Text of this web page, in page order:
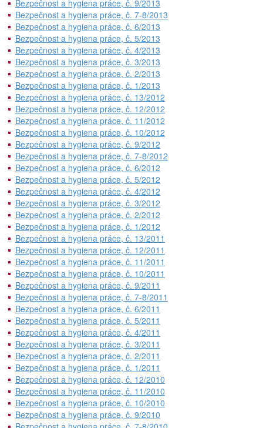
Bezpečnost a hygiena práce, č. 9/2013
Bezpečnost a hygiena práce, č. 7-8/2013
Bezpečnost a hygiena práce, č. 6/2013
Bezpečnost a hygiena práce, č. 5/2013
Bezpečnost a hygiena práce, č. 4/2013
Bezpečnost a hygiena práce, č. 3/2013
Bezpečnost a hygiena práce, č. 2/2013
Bezpečnost a hygiena práce, č. 1/2013
Bezpečnost a hygiena práce, č. 13/2012
Bezpečnost a hygiena práce, č. 12/2012
Bezpečnost a hygiena práce, č. 11/2012
Bezpečnost a hygiena práce, č. 10/2012
Bezpečnost a hygiena práce, č. 9/2012
Bezpečnost a hygiena práce, č. 7-8/2012
Bezpečnost a hygiena práce, č. 6/2012
Bezpečnost a hygiena práce, č. 5/2012
Bezpečnost a hygiena práce, č. 4/2012
Bezpečnost a hygiena práce, č. 3/2012
Bezpečnost a hygiena práce, č. 2/2012
Bezpečnost a hygiena práce, č. 1/2012
Bezpečnost a hygiena práce, č. 13/2011
Bezpečnost a hygiena práce, č. 12/2011
Bezpečnost a hygiena práce, č. 11/2011
Bezpečnost a hygiena práce, č. 10/2011
Bezpečnost a hygiena práce, č. 9/2011
Bezpečnost a hygiena práce, č. 7-8/2011
Bezpečnost a hygiena práce, č. 6/2011
Bezpečnost a hygiena práce, č. 5/2011
Bezpečnost a hygiena práce, č. 4/2011
Bezpečnost a hygiena práce, č. 3/2011
Bezpečnost a hygiena práce, č. 2/2011
Bezpečnost a hygiena práce, č. 1/2011
Bezpečnost a hygiena práce, č. 12/2010
Bezpečnost a hygiena práce, č. 11/2010
Bezpečnost a hygiena práce, č. 10/2010
Bezpečnost a hygiena práce, č. 9/2010